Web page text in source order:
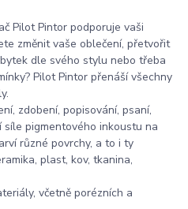
Pilot Pintor podporuje vaši
změnit vaše oblečení, přetvořit
dle svého stylu nebo třeba
Pilot Pintor přenáší všechny
zdobení, popisování, psaní,
pigmentového inkoustu na
různé povrchy, a to i ty
plast, kov, tkanina,
včetně porézních a